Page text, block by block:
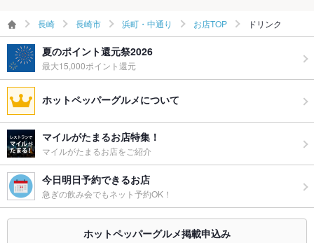
長崎 長崎市 浜町・中通り お店TOP ドリンク
夏のポイント還元祭2026
最大15,000ポイント還元
ホットペッパーグルメについて
マイルがたまるお店特集！
マイルがたまるお店をご紹介
今日明日予約できるお店
急ぎの飲み会でもネット予約OK！
ホットペッパーグルメ掲載申込み